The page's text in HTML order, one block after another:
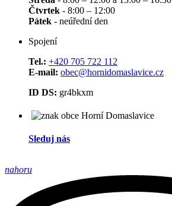
Čtvrtek - 8:00 – 12:00
Pátek - neúřední den
Spojení
Tel.: +420 705 722 112
E-mail: obec@hornidomaslavice.cz
ID DS: gr4bkxm
Sleduj nás
nahoru